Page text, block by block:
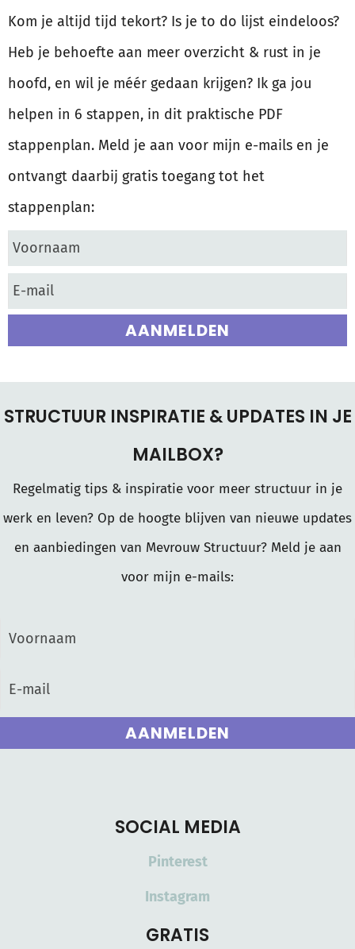
Kom je altijd tijd tekort? Is je to do lijst eindeloos?
Heb je behoefte aan meer overzicht & rust in je
hoofd, en wil je méér gedaan krijgen? Ik ga jou
helpen in 6 stappen, in dit praktische PDF
stappenplan. Meld je aan voor mijn e-mails en je
ontvangt daarbij gratis toegang tot het
stappenplan:
AANMELDEN
STRUCTUUR INSPIRATIE & UPDATES IN JE
MAILBOX?
Regelmatig tips & inspiratie voor meer structuur in je
werk en leven? Op de hoogte blijven van nieuwe updates
en aanbiedingen van Mevrouw Structuur? Meld je aan
voor mijn e-mails:
AANMELDEN
SOCIAL MEDIA
Pinterest
Instagram
GRATIS